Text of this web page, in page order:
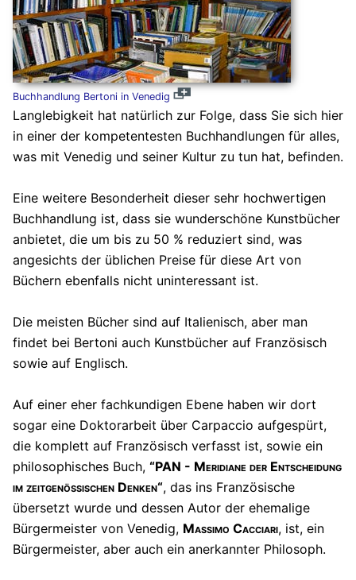
Buchhandlung Bertoni in Venedig
Langlebigkeit hat natürlich zur Folge, dass Sie sich hier
in einer der kompetentesten Buchhandlungen für alles,
was mit Venedig und seiner Kultur zu tun hat, befinden.
Eine weitere Besonderheit dieser sehr hochwertigen
Buchhandlung ist, dass sie wunderschöne Kunstbücher
anbietet, die um bis zu 50 % reduziert sind, was
angesichts der üblichen Preise für diese Art von
Büchern ebenfalls nicht uninteressant ist.
Die meisten Bücher sind auf Italienisch, aber man
findet bei Bertoni auch Kunstbücher auf Französisch
sowie auf Englisch.
Auf einer eher fachkundigen Ebene haben wir dort
sogar eine Doktorarbeit über Carpaccio aufgespürt,
die komplett auf Französisch verfasst ist, sowie ein
philosophisches Buch, “PAN - Meridiane der Entscheidung
im zeitgenössischen Denken“, das ins Französische
übersetzt wurde und dessen Autor der ehemalige
Bürgermeister von Venedig, Massimo Cacciari, ist, ein
Bürgermeister, aber auch ein anerkannter Philosoph.